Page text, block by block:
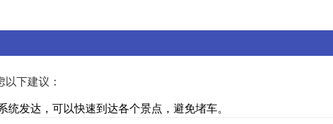
下建议：
发达，可以快速到达各个景点，避免堵车。